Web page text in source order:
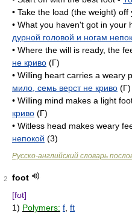
• Take the load (the weight) off
• What you haven't got in your
дурной головой и ногам
• Where the will is ready, the
не криво (Г)
• Willing heart carries a weary
мило, семь верст не криво (Г)
• Willing mind makes a light
криво (Г)
• Witless head makes weary
непокой (3)
Русско-английский словарь
2
foot
[fʊt]
1) Polymers: f ft